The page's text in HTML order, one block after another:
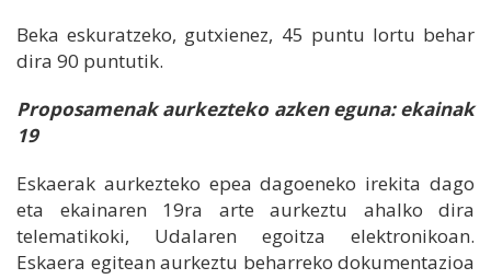
Beka eskuratzeko, gutxienez, 45 puntu lortu behar
dira 90 puntutik.
Proposamenak aurkezteko azken eguna: ekainak
19
Eskaerak aurkezteko epea dagoeneko irekita dago
eta ekainaren 19ra arte aurkeztu ahalko dira
telematikoki, Udalaren egoitza elektronikoan.
Eskaera egitean aurkeztu beharreko dokumentazioa